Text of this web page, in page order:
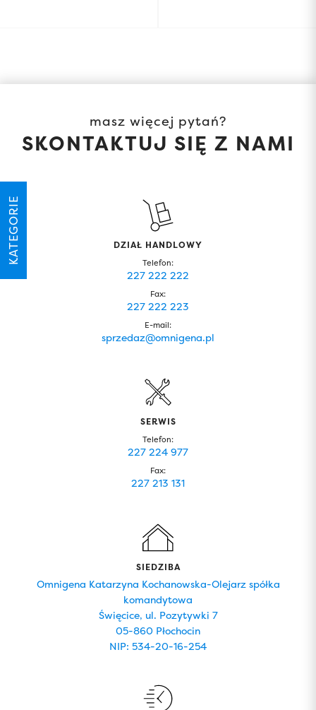
KATEGORIE
masz więcej pytań?
SKONTAKTUJ SIĘ Z NAMI
DZIAŁ HANDLOWY
Telefon:
227 222 222
Fax:
227 222 223
E-mail:
sprzedaz@omnigena.pl
SERWIS
Telefon:
227 224 977
Fax:
227 213 131
SIEDZIBA
Omnigena Katarzyna Kochanowska-Olejarz spółka
komandytowa
Święcice, ul. Pozytywki 7
05-860 Płochocin
NIP: 534-20-16-254